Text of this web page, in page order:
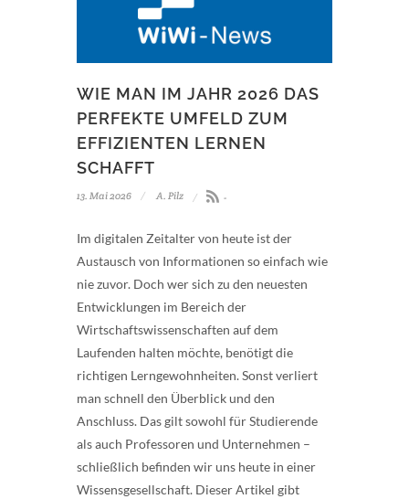
WIE MAN IM JAHR 2026 DAS
PERFEKTE UMFELD ZUM
EFFIZIENTEN LERNEN
SCHAFFT
13. Mai 2026 A. Pilz -
Im digitalen Zeitalter von heute ist der
Austausch von Informationen so einfach wie
nie zuvor. Doch wer sich zu den neuesten
Entwicklungen im Bereich der
Wirtschaftswissenschaften auf dem
Laufenden halten möchte, benötigt die
richtigen Lerngewohnheiten. Sonst verliert
man schnell den Überblick und den
Anschluss. Das gilt sowohl für Studierende
als auch Professoren und Unternehmen –
schließlich befinden wir uns heute in einer
Wissensgesellschaft. Dieser Artikel gibt